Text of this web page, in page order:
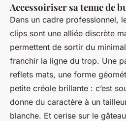
Accessoiriser sa tenue de
Dans un cadre professionnel,
clips sont une alliée discrète
permettent de sortir du
franchir la ligne du trop. Une
reflets mats, une forme
petite créole brillante : c’est
donne du caractère à un
blanche. Et cerise sur le